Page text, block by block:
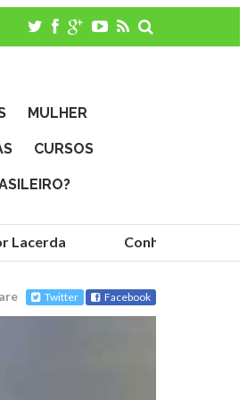
MULHER
CURSOS
Lacerda Conheça as
Twitter Facebook